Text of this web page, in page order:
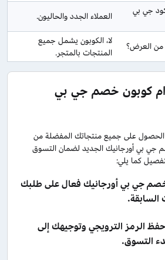
جي بي
العملاء الجدد والحاليون.
من العرض؟
لا، الكوبون يشمل جميع
المنتجات بالمتجر.
كوبون خصم جي بي
على جميع منتجاتك المفضلة من
جي بي أورجانيك الجديد لضمان التسوق
كما يلي:
جي بي أورجانيك فعال على طلبك
السابقة.
الرمز الترويجي وتوجيهك إلى
التسوق.